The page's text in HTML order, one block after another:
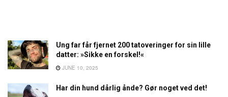
Ung far får fjernet 200 tatoveringer for sin lille
datter: »Sikke en forskel!«
JUNE 10, 2025
Har din hund dårlig ånde? Gør noget ved det!